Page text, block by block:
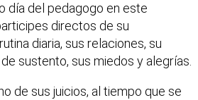
día del pedagogo en este
directos de su
diaria, sus relaciones, su
sustento, sus miedos y alegrías.
de sus juicios, al tiempo que se